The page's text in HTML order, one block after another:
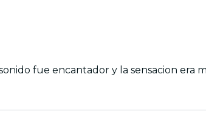
nivel Las interpretaciones y el sonido fue encantador